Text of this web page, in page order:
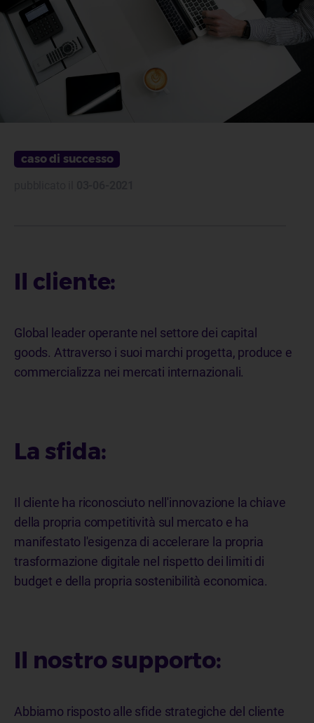
caso di successo
Il cliente:
Global leader operante nel settore dei capital
goods. Attraverso i suoi marchi progetta, produce e
commercializza nei mercati internazionali.
La sfida:
Il cliente ha riconosciuto nell'innovazione la chiave
della propria competitività sul mercato e ha
manifestato l'esigenza di accelerare la propria
trasformazione digitale nel rispetto dei limiti di
budget e della propria sostenibilità economica.
Il nostro supporto:
Abbiamo risposto alle sfide strategiche del cliente